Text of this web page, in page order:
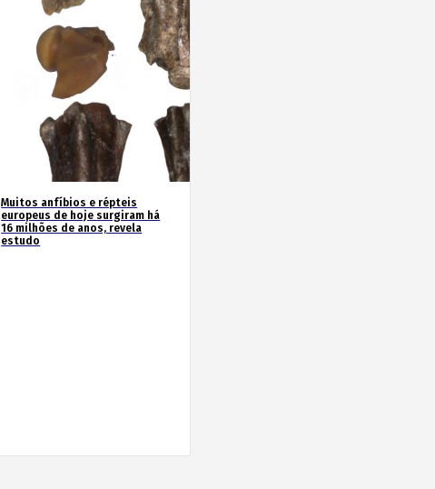
Muitos anfíbios e répteis
europeus de hoje surgiram há
16 milhões de anos, revela
estudo